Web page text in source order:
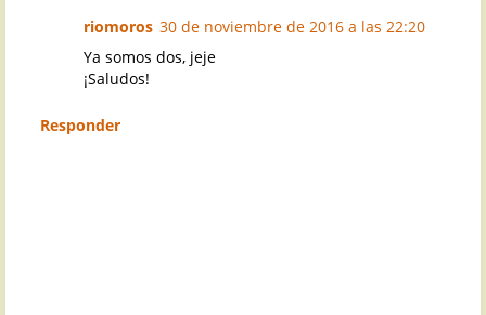
riomoros 30 de noviembre de 2016 a las 22:20
Ya somos dos, jeje
¡Saludos!
Responder